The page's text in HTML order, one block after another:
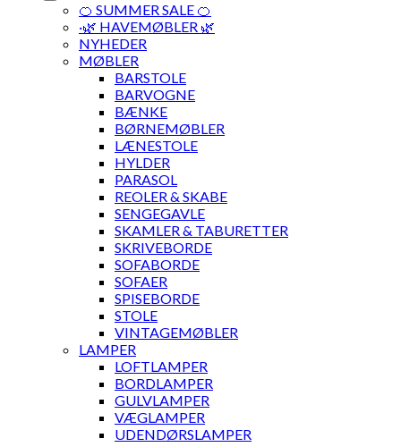
🍊 SUMMER SALE 🍊
·🌿 HAVEMØBLER 🌿
NYHEDER
MØBLER
BARSTOLE
BARVOGNE
BÆNKE
BØRNEMØBLER
LÆNESTOLE
HYLDER
PARASOL
REOLER & SKABE
SENGEGAVLE
SKAMLER & TABURETTER
SKRIVEBORDE
SOFABORDE
SOFAER
SPISEBORDE
STOLE
VINTAGEMØBLER
LAMPER
LOFTLAMPER
BORDLAMPER
GULVLAMPER
VÆGLAMPER
UDENDØRSLAMPER